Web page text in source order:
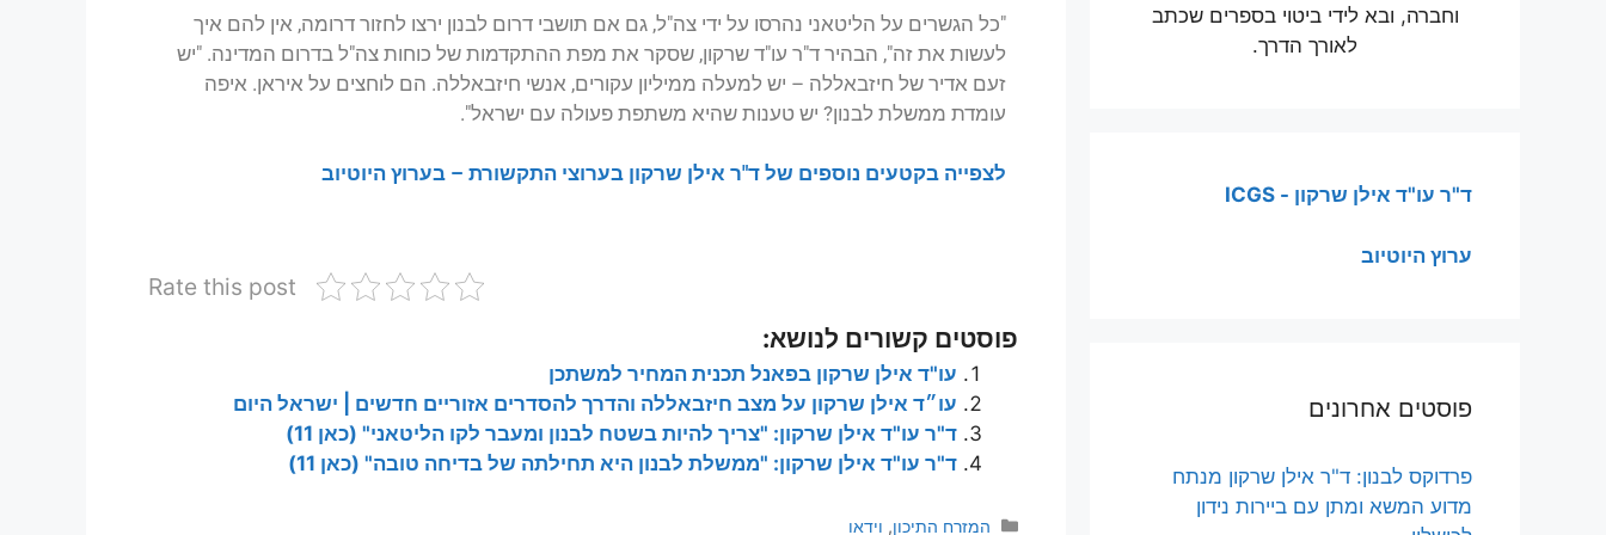
"כל הגשרים על הליטאני נהרסו על ידי צה"ל, גם אם תושבי דרום לבנון ירצו לחזור דרומה, אין להם איך
לעשות את זה", הבהיר ד"ר עו"ד שרקון, שסקר את מפת ההתקדמות של כוחות צה"ל בדרום המדינה. "יש
זעם אדיר של חיזבאללה – יש למעלה ממיליון עקורים, אנשי חיזבאללה. הם לוחצים על איראן. איפה
עומדת ממשלת לבנון? יש טענות שהיא משתפת פעולה עם ישראל".
לצפייה בקטעים נוספים של ד"ר אילן שרקון בערוצי התקשורת – בערוץ היוטיוב
Rate this post
פוסטים קשורים לנושא:
עו"ד אילן שרקון בפאנל תכנית המחיר למשתכן
עו״ד אילן שרקון על מצב חיזבאללה והדרך להסדרים אזוריים חדשים | ישראל היום
ד"ר עו"ד אילן שרקון: "צריך להיות בשטח לבנון ומעבר לקו הליטאני" (כאן 11)
ד"ר עו"ד אילן שרקון: "ממשלת לבנון היא תחילתה של בדיחה טובה" (כאן 11)
המזרח התיכון, וידאו
וחברה, ובא לידי ביטוי בספרים שכתב
לאורך הדרך.
ד"ר עו"ד אילן שרקון - ICGS
ערוץ היוטיוב
פוסטים אחרונים
פרדוקס לבנון: ד"ר אילן שרקון מנתח
מדוע המשא ומתן עם ביירות נידון